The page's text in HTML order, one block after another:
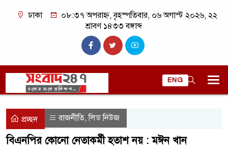
ঢাকা
০৮:৩৭ অপরাহ্ন, বৃহস্পতিবার, ০৬ অগাস্ট ২০২৬, ২২
শ্রাবণ ১৪৩৩ বঙ্গাব্দ
ENG
প্রচ্ছদ রাজনীতি,লিড নিউজ
বিএনপির কোনো নেতাকর্মী হতাশ নয় : মঈন খান